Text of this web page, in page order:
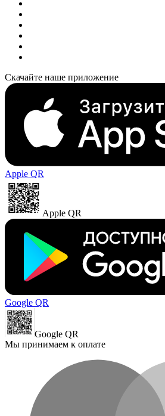
Скачайте наше приложение
Apple QR
Apple QR
Google QR
Google QR
Мы принимаем к оплате